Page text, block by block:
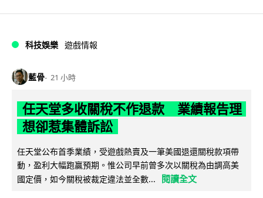
科技娛樂 遊戲情報
藍骨 21 小時
任天堂多收關稅不作退款 業績報告理
想卻惹集體訴訟
任天堂公布首季業績，受遊戲熱賣及一筆美國退還關稅款項帶
動，盈利大幅跑贏預期。惟公司早前曾多次以關稅為由調高美
國定價，如今關稅被裁定違法並全數...
閱讀全文